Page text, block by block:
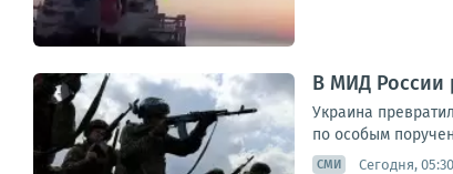
В МИД России
Украина
по особым
СМИ Сегодня, 05:30